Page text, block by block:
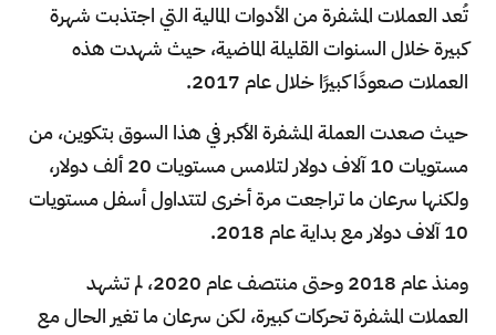
تُعد العملات المشفرة من الأدوات المالية التي اجتذبت شهرة
كبيرة خلال السنوات القليلة الماضية، حيث شهدت هذه
العملات صعودًا كبيرًا خلال عام 2017.
حيث صعدت العملة المشفرة الأكبر في هذا السوق بتكوين، من
مستويات 10 آلاف دولار لتلامس مستويات 20 ألف دولار،
ولكنها سرعان ما تراجعت مرة أخرى لتتداول أسفل مستويات
10 آلاف دولار مع بداية عام 2018.
ومنذ عام 2018 وحتى منتصف عام 2020، لم تشهد
العملات المشفرة تحركات كبيرة، لكن سرعان ما تغير الحال مع